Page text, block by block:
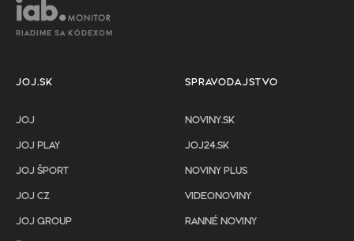
RIADIME SA KÓDEXOM
JOJ.SK
JOJ
JOJ PLAY
JOJ ŠPORT
JOJ CZ
JOJ GROUP
SPRAVODAJSTVO
NOVINY.SK
JOJ24.SK
NOVINY PLUS
VIDEONOVINY
RANNÉ NOVINY